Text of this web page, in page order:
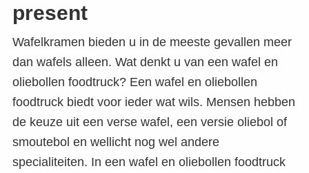
present
Wafelkramen bieden u in de meeste gevallen meer
dan wafels alleen. Wat denkt u van een wafel en
oliebollen foodtruck? Een wafel en oliebollen
foodtruck biedt voor ieder wat wils. Mensen hebben
de keuze uit een verse wafel, een versie oliebol of
smoutebol en wellicht nog wel andere
specialiteiten. In een wafel en oliebollen foodtruck